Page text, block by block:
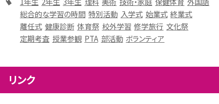
総合的な学習の時間 特別活動 入学式 始業式 終業式
離任式 健康診断 体育祭 校外学習 修学旅行 文化祭
定期考査 授業参観 PTA 部活動 ボランティア
リンク